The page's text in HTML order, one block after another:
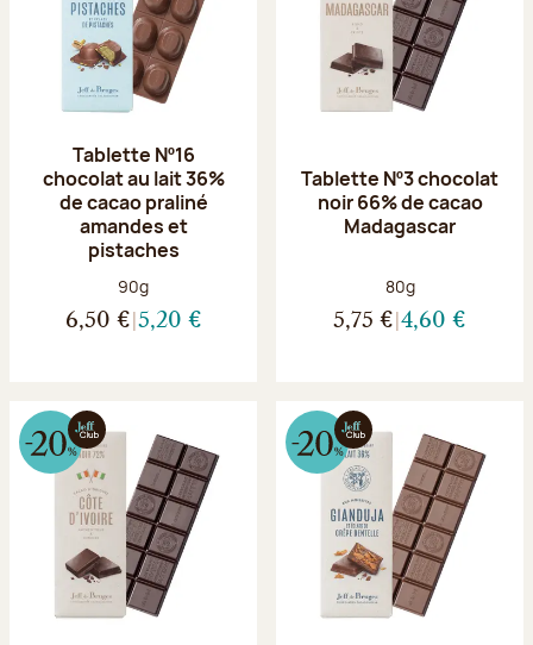
Tablette Nº16
chocolat au lait 36%
de cacao praliné
amandes et
pistaches
Poids net :
90g
6,50 € 5,20 €
Tablette Nº3 chocolat
noir 66% de cacao
Madagascar
Poids net :
80g
5,75 € 4,60 €